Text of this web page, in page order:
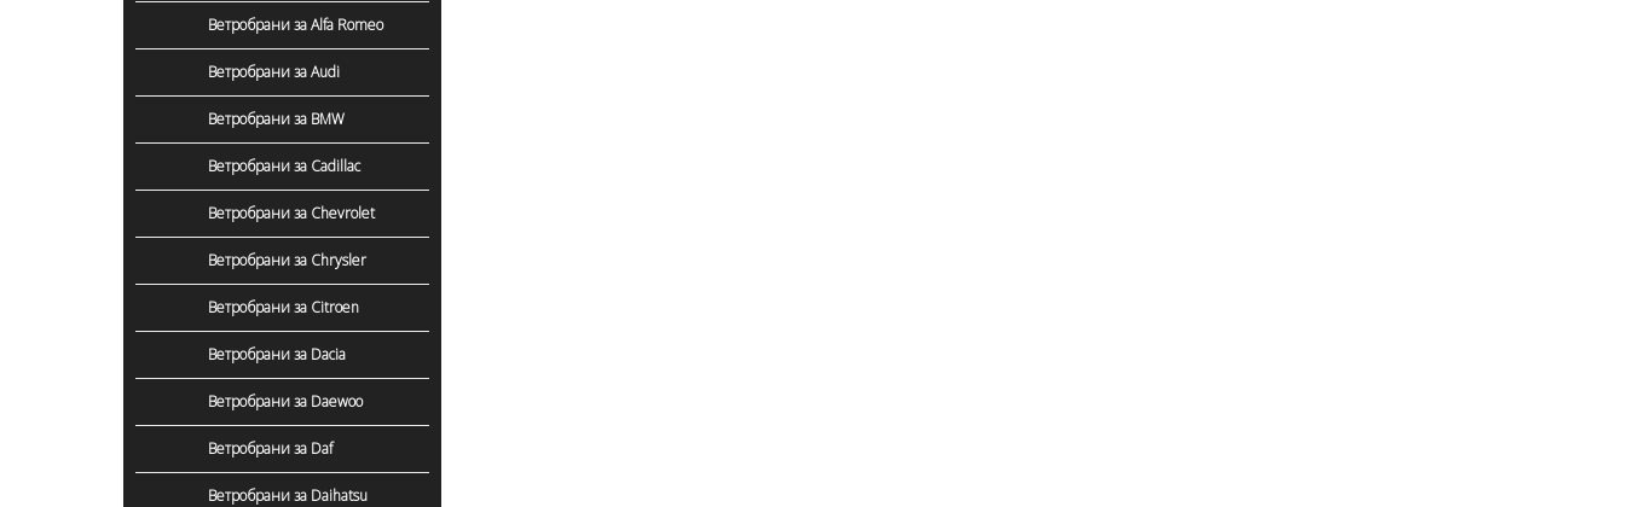
Ветробрани за Alfa Romeo
Ветробрани за Audi
Ветробрани за BMW
Ветробрани за Cadillac
Ветробрани за Chevrolet
Ветробрани за Chrysler
Ветробрани за Citroen
Ветробрани за Dacia
Ветробрани за Daewoo
Ветробрани за Daf
Ветробрани за Daihatsu